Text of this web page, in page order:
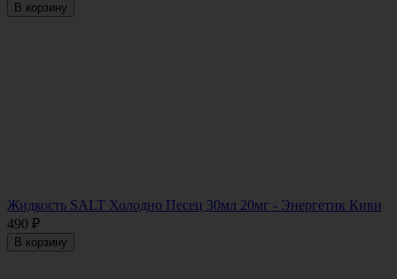
В корзину
Жидкость SALT Холодно Песец 30мл 20мг - Энергетик Киви
490 ₽
В корзину